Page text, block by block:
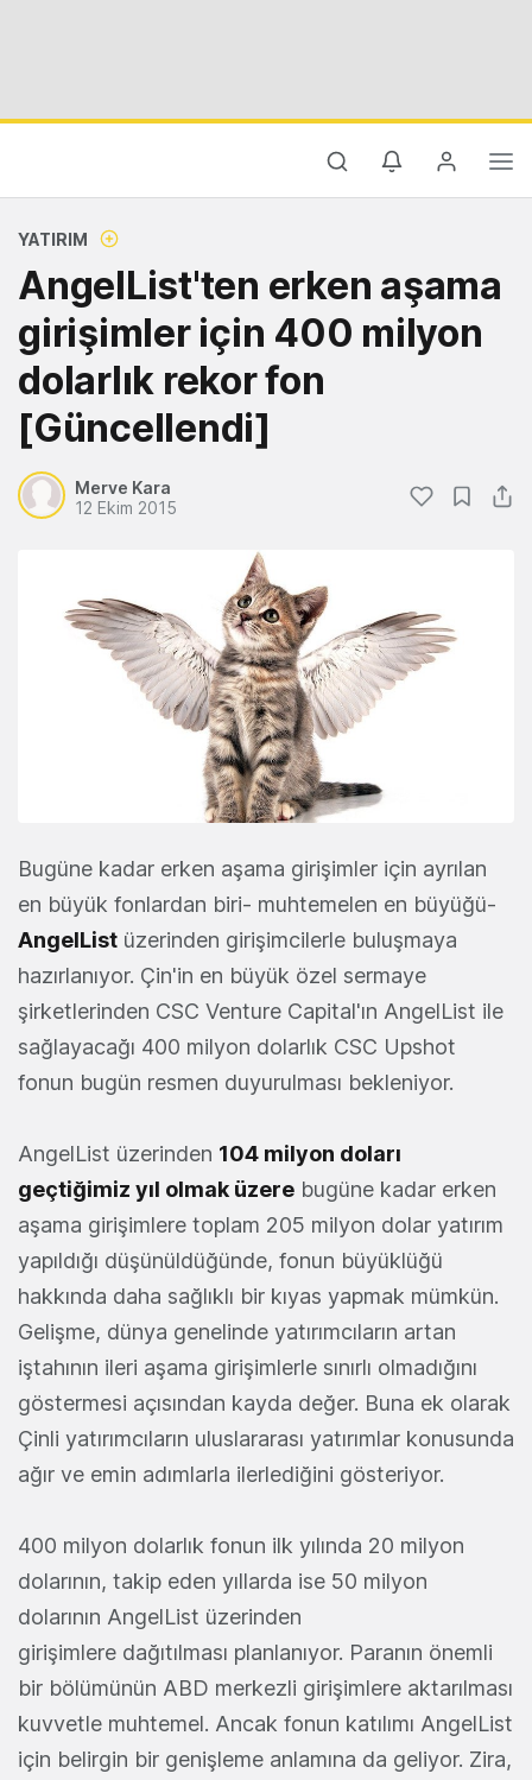
YATIRIM
AngelList'ten erken aşama
girişimler için 400 milyon
dolarlık rekor fon
[Güncellendi]
Merve Kara
12 Ekim 2015
Bugüne kadar erken aşama girişimler için ayrılan
en büyük fonlardan biri- muhtemelen en büyüğü-
AngelList üzerinden girişimcilerle buluşmaya
hazırlanıyor. Çin'in en büyük özel sermaye
şirketlerinden CSC Venture Capital'ın AngelList ile
sağlayacağı 400 milyon dolarlık CSC Upshot
fonun bugün resmen duyurulması bekleniyor.
AngelList üzerinden 104 milyon doları
geçtiğimiz yıl olmak üzere bugüne kadar erken
aşama girişimlere toplam 205 milyon dolar yatırım
yapıldığı düşünüldüğünde, fonun büyüklüğü
hakkında daha sağlıklı bir kıyas yapmak mümkün.
Gelişme, dünya genelinde yatırımcıların artan
iştahının ileri aşama girişimlerle sınırlı olmadığını
göstermesi açısından kayda değer. Buna ek olarak
Çinli yatırımcıların uluslararası yatırımlar konusunda
ağır ve emin adımlarla ilerlediğini gösteriyor.
400 milyon dolarlık fonun ilk yılında 20 milyon
dolarının, takip eden yıllarda ise 50 milyon
dolarının AngelList üzerinden
girişimlere dağıtılması planlanıyor. Paranın önemli
bir bölümünün ABD merkezli girişimlere aktarılması
kuvvetle muhtemel. Ancak fonun katılımı AngelList
için belirgin bir genişleme anlamına da geliyor. Zira,